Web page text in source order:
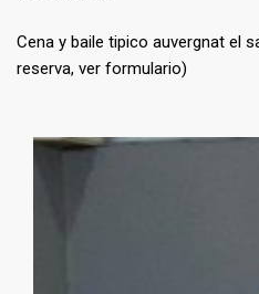
Cena y baile tipico auvergnat el
reserva, ver formulario)